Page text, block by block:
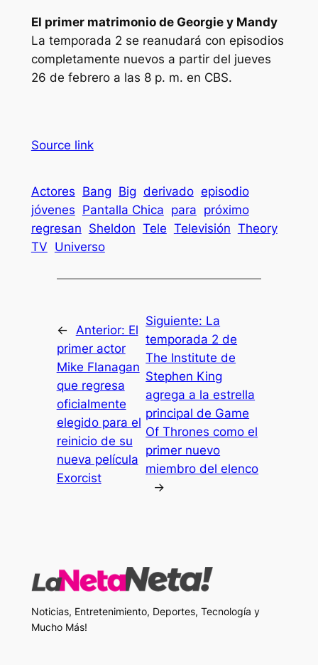
El primer matrimonio de Georgie y Mandy
La temporada 2 se reanudará con episodios
completamente nuevos a partir del jueves
26 de febrero a las 8 p. m. en CBS.
Source link
Actores Bang Big derivado episodio
jóvenes Pantalla Chica para próximo
regresan Sheldon Tele Televisión Theory
TV Universo
← Anterior: El
primer actor
Mike Flanagan
que regresa
oficialmente
elegido para el
reinicio de su
nueva película
Exorcist
Siguiente: La
temporada 2 de
The Institute de
Stephen King
agrega a la estrella
principal de Game
Of Thrones como el
primer nuevo
miembro del elenco
→
Noticias, Entretenimiento, Deportes, Tecnología y
Mucho Más!